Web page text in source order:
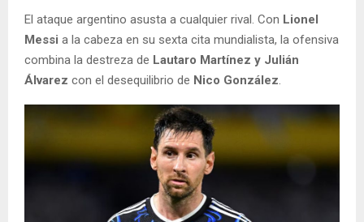
El ataque argentino asusta a cualquier rival. Con Lionel
Messi a la cabeza en su sexta cita mundialista, la ofensiva
combina la destreza de Lautaro Martínez y Julián
Álvarez con el desequilibrio de Nico González